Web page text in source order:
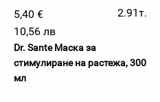
5,40 €
2.91т.
10,56 лв
Dr. Sante Маска за
стимулиране на растежа, 300
мл